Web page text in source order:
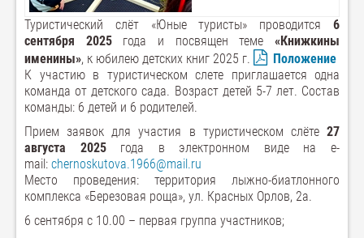
Туристический слёт «Юные туристы» проводится 6
сентября 2025года и посвящен теме«Книжкины
именины», к юбилею детских книг 2025 г.
Положение
К участию в туристическом слете приглашается одна
команда от детского сада. Возраст детей 5-7 лет. Состав
команды: 6 детей и 6 родителей.
Прием заявок для участия в туристическом слёте 27
августа 2025года в электронном виде на e-
mail: chernoskutova.1966@mail.ru
Место проведения: территория лыжно-биатлонного
комплекса «Березовая роща», ул. Красных Орлов, 2а.
6 сентября с 10.00 – первая группа участников;